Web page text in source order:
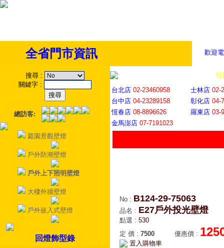
歡迎
全省門市資訊
搜尋 :
關鍵字 :
總訪客:
庭園景觀壁燈
戶外防潮壁燈
戶外上下照明壁燈
大樓外牆壁燈
戶外嵌入式壁燈
回燈飾型錄
社
台北店 02-23460958 士林店 02-
台中店 04-23289158 彰化店 04-
恆春店 08-8896626 羅東店 03-
金馬澎店 07-7191023
No : B124-29-75063
品名 : E27戶外投光壁燈
點選 : 530
定 價 : 7500 優惠價 :
置入購物車